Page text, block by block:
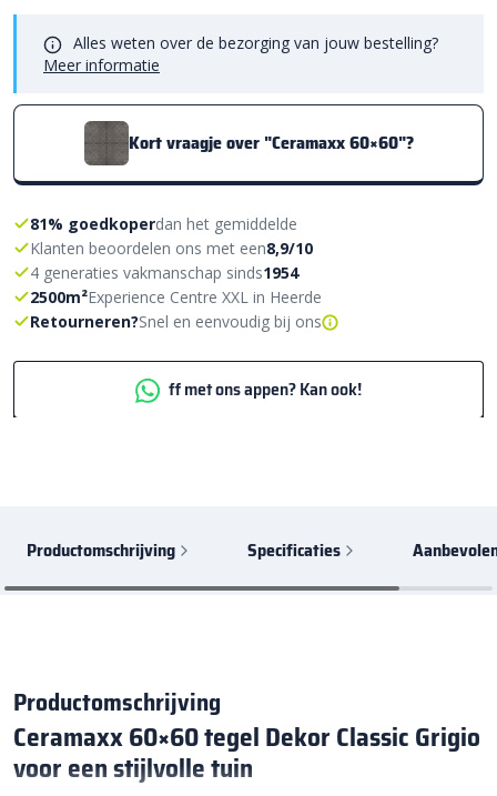
Alles weten over de bezorging van jouw bestelling?
Meer informatie
Kort vraagje over "Ceramaxx 60×60"?
81% goedkoperdan het gemiddelde
Klanten beoordelen ons met een8,9/10
4 generaties vakmanschap sinds1954
2500m²Experience Centre XXL in Heerde
Retourneren?Snel en eenvoudig bij ons
ff met ons appen? Kan ook!
Productomschrijving Specificaties
Productomschrijving
Ceramaxx 60×60 tegel Dekor Classic Grigio
voor een stijlvolle tuin